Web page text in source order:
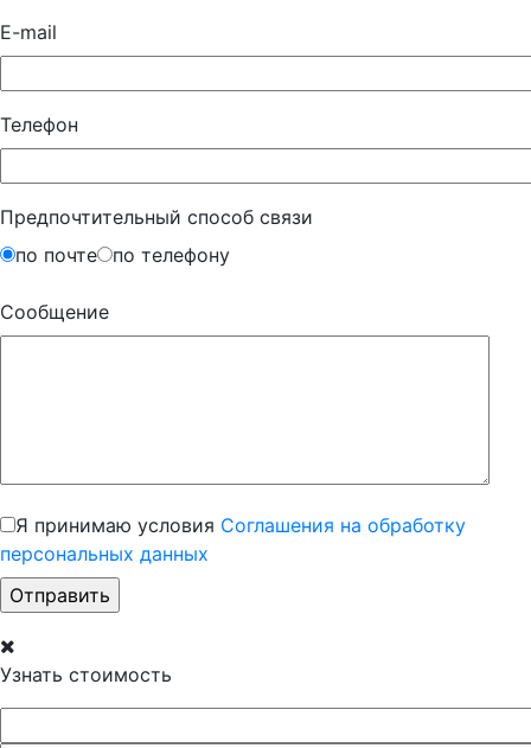
E-mail
Телефон
Предпочтительный способ связи
по почте
по телефону
Сообщение
Я принимаю условия Соглашения на обработку
персональных данных
Узнать стоимость